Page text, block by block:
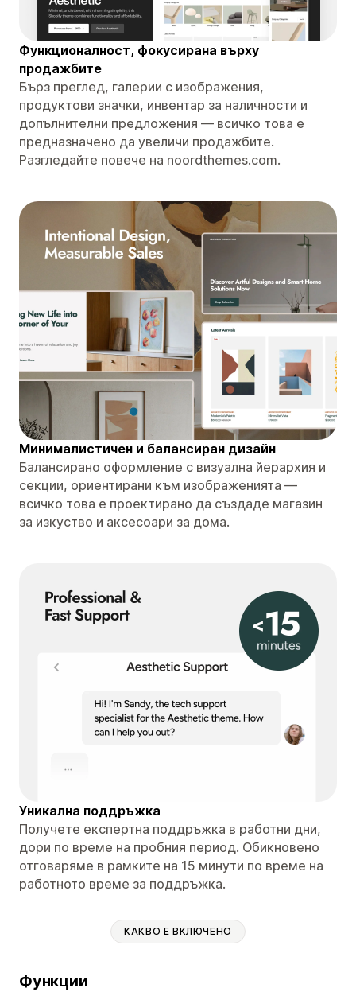
Функционалност, фокусирана върху
продажбите
Бърз преглед, галерии с изображения,
продуктови значки, инвентар за наличности и
допълнителни предложения — всичко това е
предназначено да увеличи продажбите.
Разгледайте повече на noordthemes.com.
Минималистичен и балансиран дизайн
Балансирано оформление с визуална йерархия и
секции, ориентирани към изображенията —
всичко това е проектирано да създаде магазин
за изкуство и аксесоари за дома.
Уникална поддръжка
Получете експертна поддръжка в работни дни,
дори по време на пробния период. Обикновено
отговаряме в рамките на 15 минути по време на
работното време за поддръжка.
КАКВО Е ВКЛЮЧЕНО
Функции